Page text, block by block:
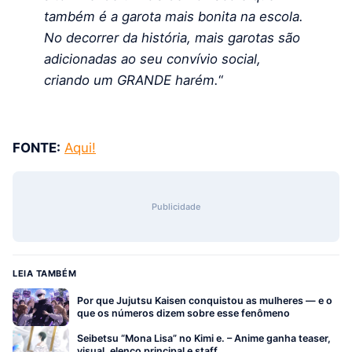
também é a garota mais bonita na escola.
No decorrer da história, mais garotas são
adicionadas ao seu convívio social,
criando um GRANDE harém.“
FONTE: Aqui!
Publicidade
LEIA TAMBÉM
Por que Jujutsu Kaisen conquistou as mulheres — e o
que os números dizem sobre esse fenômeno
Seibetsu “Mona Lisa” no Kimi e. – Anime ganha teaser,